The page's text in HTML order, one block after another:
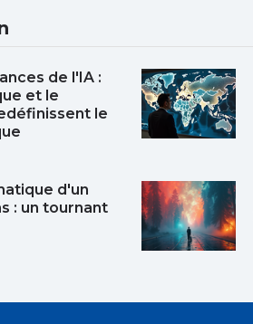
de l'IA :
et le
le
d'un
: un tournant